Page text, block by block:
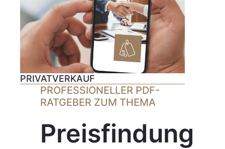
PRIVATVERKAUF
PROFESSIONELLER PDF-
RATGEBER ZUM THEMA
Preisfindung